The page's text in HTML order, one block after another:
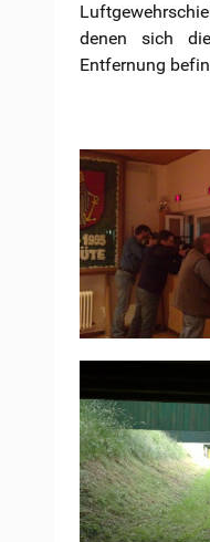
denen sich
Entfernung